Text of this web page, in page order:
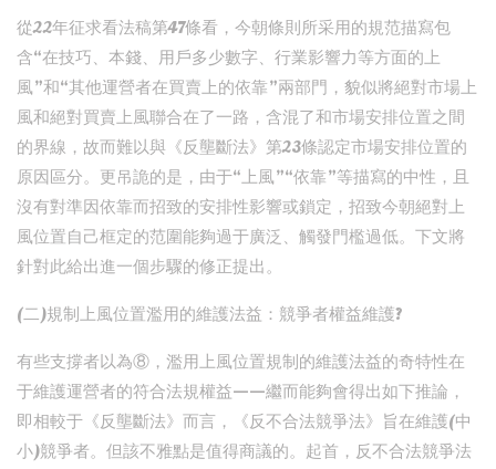
從22年征求看法稿第47條看，今朝條則所采用的規范描寫包
含“在技巧、本錢、用戶多少數字、行業影響力等方面的上
風”和“其他運營者在買賣上的依靠”兩部門，貌似將絕對市場上
風和絕對買賣上風聯合在了一路，含混了和市場安排位置之間
的界線，故而難以與《反壟斷法》第23條認定市場安排位置的
原因區分。更吊詭的是，由于“上風”“依靠”等描寫的中性，且
沒有對準因依靠而招致的安排性影響或鎖定，招致今朝絕對上
風位置自己框定的范圍能夠過于廣泛、觸發門檻過低。下文將
針對此給出進一個步驟的修正提出。
(二)規制上風位置濫用的維護法益：競爭者權益維護?
有些支撐者以為⑧，濫用上風位置規制的維護法益的奇特性在
于維護運營者的符合法規權益——繼而能夠會得出如下推論，
即相較于《反壟斷法》而言，《反不合法競爭法》旨在維護(中
小)競爭者。但該不雅點是值得商議的。起首，反不合法競爭法